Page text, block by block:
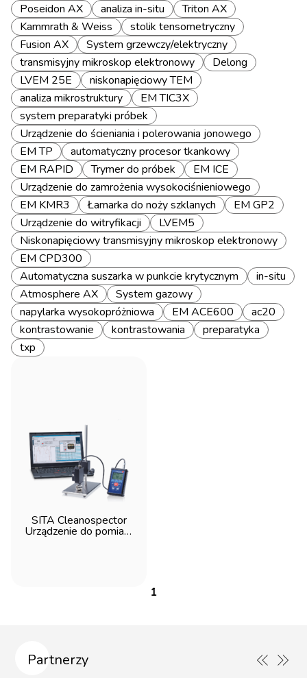
Poseidon AX
analiza in-situ
Triton AX
Kammrath & Weiss
stolik tensometryczny
Fusion AX
System grzewczy/elektryczny
transmisyjny mikroskop elektronowy
Delong
LVEM 25E
niskonapięciowy TEM
analiza mikrostruktury
EM TIC3X
system preparatyki próbek
Urządzenie do ścieniania i polerowania jonowego
EM TP
automatyczny procesor tkankowy
EM RAPID
Trymer do próbek
EM ICE
Urządzenie do zamrożenia wysokociśnieniowego
EM KMR3
Łamarka do noży szklanych
EM GP2
Urządzenie do witryfikacji
LVEM5
Niskonapięciowy transmisyjny mikroskop elektronowy
EM CPD300
Automatyczna suszarka w punkcie krytycznym
in-situ
Atmosphere AX
System gazowy
napylarka wysokopróżniowa
EM ACE600
ac20
kontrastowanie
kontrastowania
preparatyka
txp
SITA Cleanospector
Urządzenie do pomiaru
1
Partnerzy